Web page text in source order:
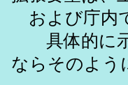
および庁内
具体的に示
ならそのよう